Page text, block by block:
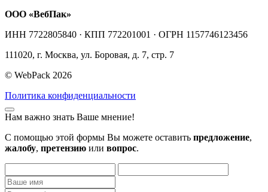
ООО «ВебПак»
ИНН 7722805840 · КПП 772201001 · ОГРН 1157746123456
111020, г. Москва, ул. Боровая, д. 7, стр. 7
© WebPack 2026
Политика конфиденциальности
Нам важно знать Ваше мнение!
С помощью этой формы Вы можете оставить предложение,
жалобу, претензию или вопрос.